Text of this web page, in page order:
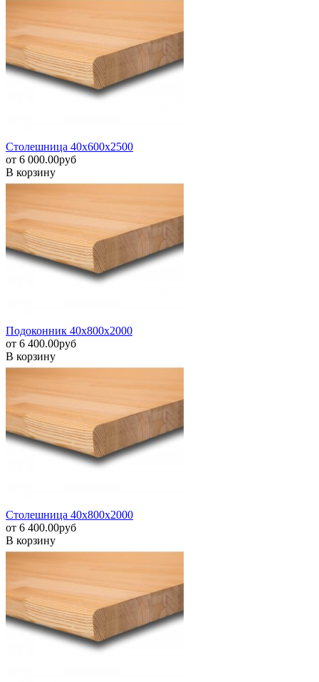
Столешница 40х600х2500
от 6 000.00pуб
В корзину
Подоконник 40х800х2000
от 6 400.00pуб
В корзину
Столешница 40х800х2000
от 6 400.00pуб
В корзину